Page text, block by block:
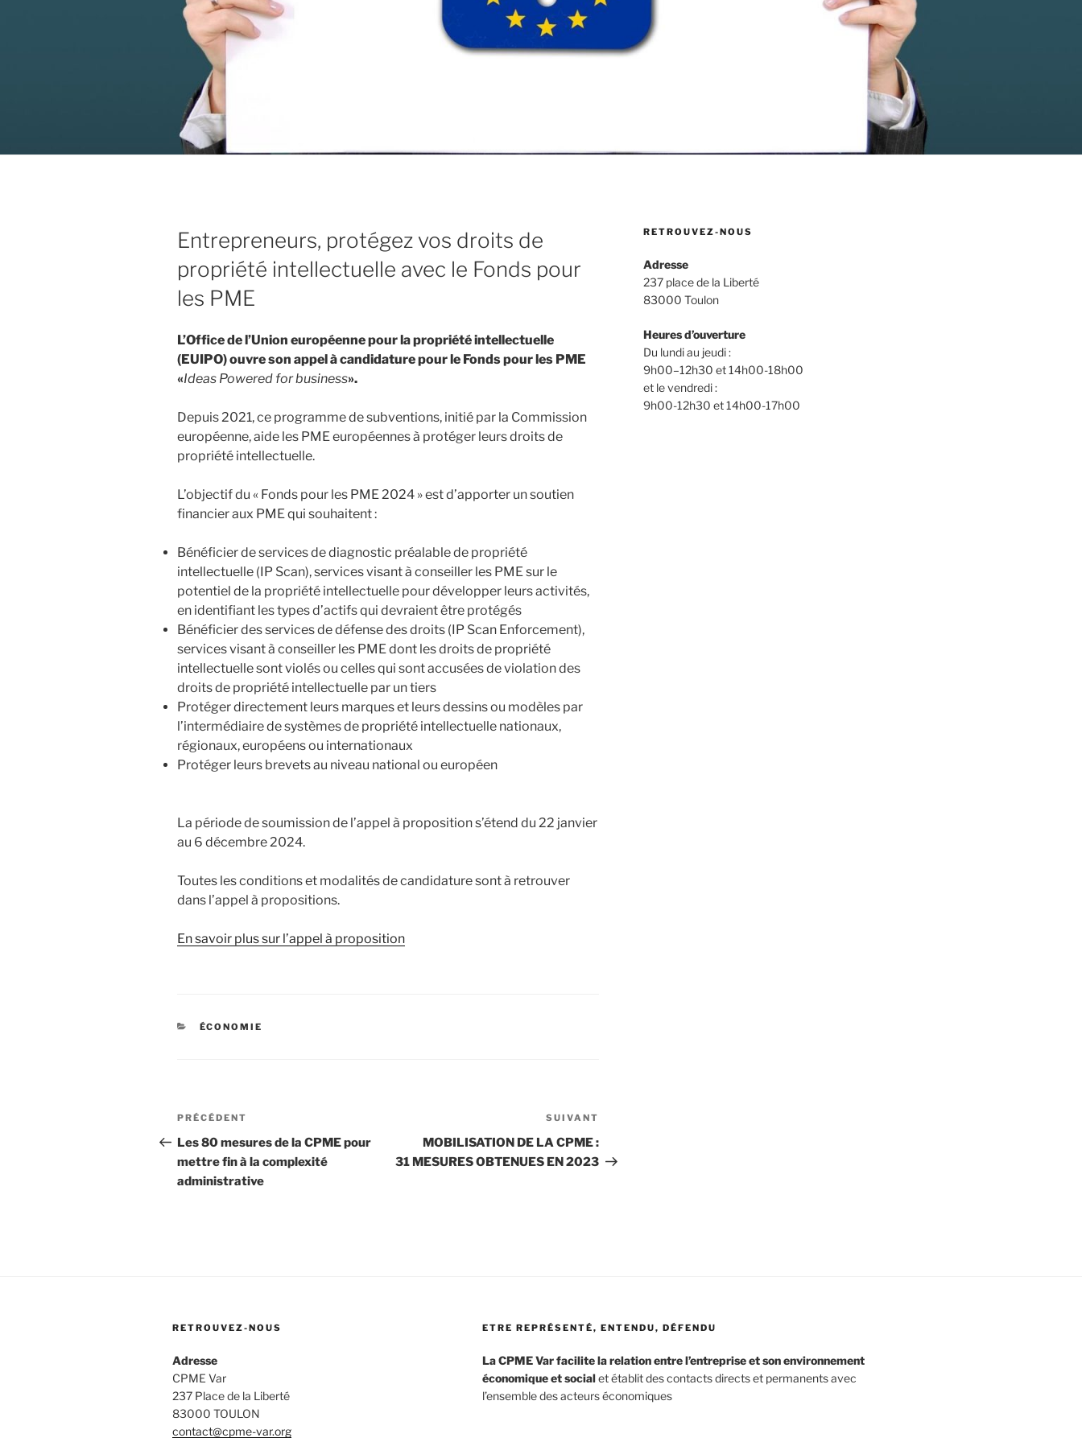
Entrepreneurs, protégez vos droits de
propriété intellectuelle avec le Fonds pour
les PME
L’Office de l’Union européenne pour la propriété intellectuelle
(EUIPO) ouvre son appel à candidature pour le Fonds pour les PME
«Ideas Powered for business».
Depuis 2021, ce programme de subventions, initié par la Commission
européenne, aide les PME européennes à protéger leurs droits de
propriété intellectuelle.
L’objectif du « Fonds pour les PME 2024 » est d’apporter un soutien
financier aux PME qui souhaitent :
Bénéficier de services de diagnostic préalable de propriété
intellectuelle (IP Scan), services visant à conseiller les PME sur le
potentiel de la propriété intellectuelle pour développer leurs activités,
en identifiant les types d’actifs qui devraient être protégés
Bénéficier des services de défense des droits (IP Scan Enforcement),
services visant à conseiller les PME dont les droits de propriété
intellectuelle sont violés ou celles qui sont accusées de violation des
droits de propriété intellectuelle par un tiers
Protéger directement leurs marques et leurs dessins ou modèles par
l’intermédiaire de systèmes de propriété intellectuelle nationaux,
régionaux, européens ou internationaux
Protéger leurs brevets au niveau national ou européen
La période de soumission de l’appel à proposition s’étend du 22 janvier
au 6 décembre 2024.
Toutes les conditions et modalités de candidature sont à retrouver
dans l’appel à propositions.
En savoir plus sur l’appel à proposition
CATÉGORIES
ÉCONOMIE
Navigation
de
l’article
Article
précédent
PRÉCÉDENT
Les 80 mesures de la CPME pour
mettre fin à la complexité
administrative
suivant
SUIVANT
MOBILISATION DE LA CPME :
31 MESURES OBTENUES EN 2023
RETROUVEZ-NOUS
Adresse
237 place de la Liberté
83000 Toulon
Heures d’ouverture
Du lundi au jeudi :
9h00–12h30 et 14h00-18h00
et le vendredi :
9h00-12h30 et 14h00-17h00
RETROUVEZ-NOUS
Adresse
CPME Var
237 Place de la Liberté
83000 TOULON
contact@cpme-var.org
ETRE REPRÉSENTÉ, ENTENDU, DÉFENDU
La CPME Var facilite la relation entre l’entreprise et son environnement
économique et socialet établit des contacts directs et permanents avec
l’ensemble des acteurs économiques